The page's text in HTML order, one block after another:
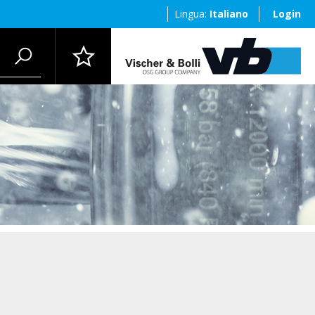
Lingua: Italiano Login